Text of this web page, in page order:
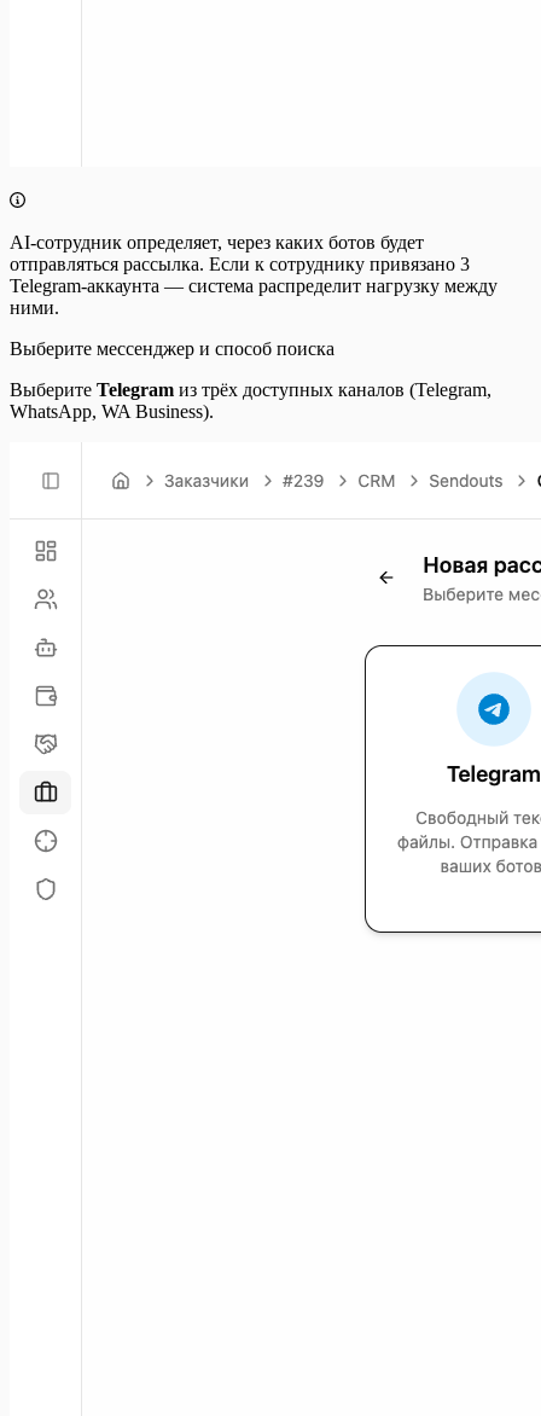
AI-сотрудник определяет, через каких ботов будет
отправляться рассылка. Если к сотруднику привязано 3
Telegram-аккаунта — система распределит нагрузку между
ними.
Выберите мессенджер и способ поиска
Выберите Telegram из трёх доступных каналов (Telegram,
WhatsApp, WA Business).